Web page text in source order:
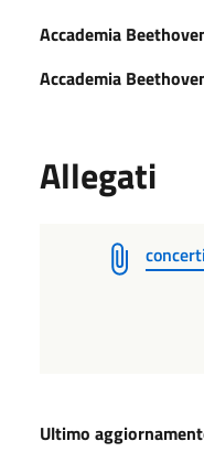
Accademia
Accademia
Allegati
Ultimo